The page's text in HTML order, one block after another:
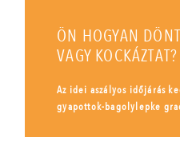
ÖN HOGYAN
VAGY KOCKÁZTAT?
Az idei aszályos időjárás
gyapottok-bagolylepke